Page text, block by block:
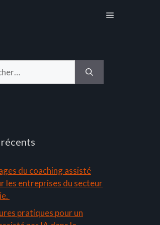
Menu
du coaching assisté
les entreprises du secteur
pratiques pour un